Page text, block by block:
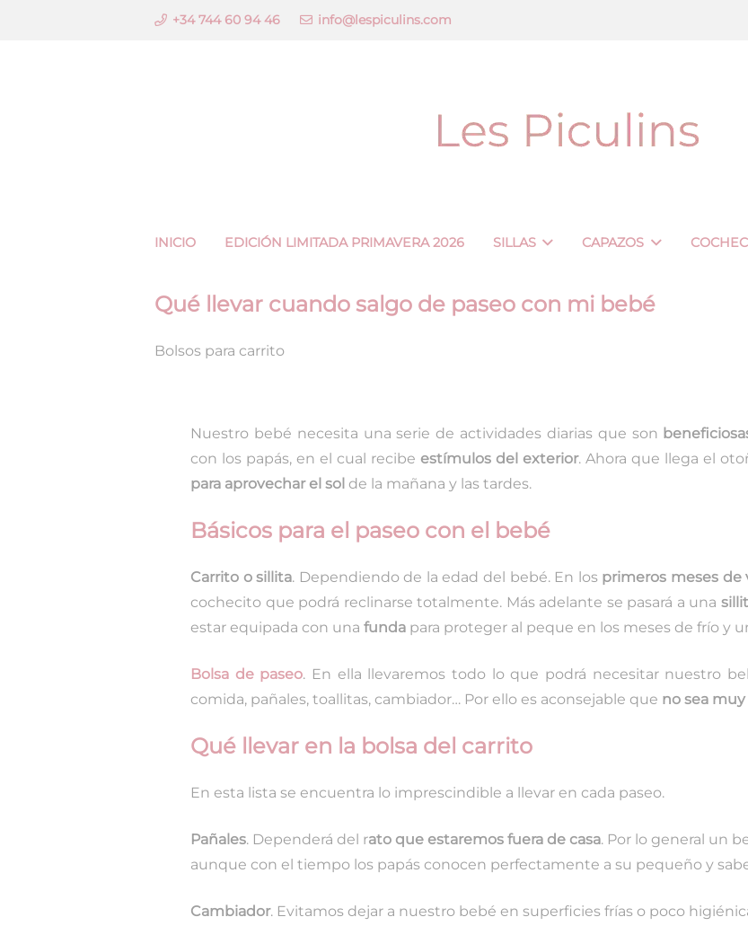
+34 744 60 94 46 info@lespiculins.com
INICIO EDICIÓN LIMITADA PRIMAVERA 2026 SILLAS CAPAZOS
Qué llevar cuando salgo de paseo con mi bebé
Bolsos para carrito
Nuestro bebé necesita una serie de actividades diarias que son
con los papás, en el cual recibe estímulos del exterior. Ahora que llega el
para aprovechar el sol de la mañana y las tardes.
Básicos para el paseo con el bebé
Carrito o sillita. Dependiendo de la edad del bebé. En los primeros meses de
cochecito que podrá reclinarse totalmente. Más adelante se pasará a una
estar equipada con una funda para proteger al peque en los meses de frío y
Bolsa de paseo. En ella llevaremos todo lo que podrá necesitar nuestro
comida, pañales, toallitas, cambiador… Por ello es aconsejable que no sea
Qué llevar en la bolsa del carrito
En esta lista se encuentra lo imprescindible a llevar en cada paseo.
Pañales. Dependerá del rato que estaremos fuera de casa. Por lo general un
aunque con el tiempo los papás conocen perfectamente a su pequeño y
Cambiador. Evitamos dejar a nuestro bebé en superficies frías o poco